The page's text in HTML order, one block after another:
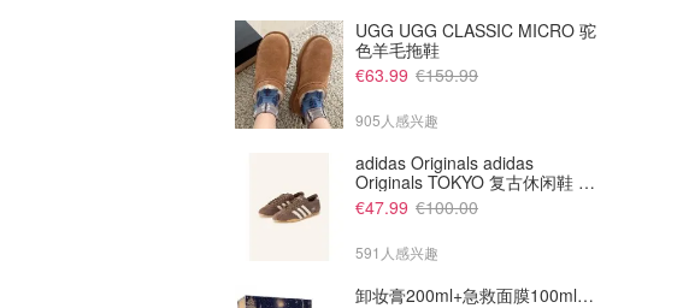
UGG UGG CLASSIC MICRO 驼
色羊毛拖鞋
€63.99 €159.99
905人感兴趣
adidas Originals adidas
Originals TOKYO 复古休闲鞋 深
棕色
€47.99 €100.00
591人感兴趣
卸妆膏200ml+急救面膜100ml+青春面霜15ml